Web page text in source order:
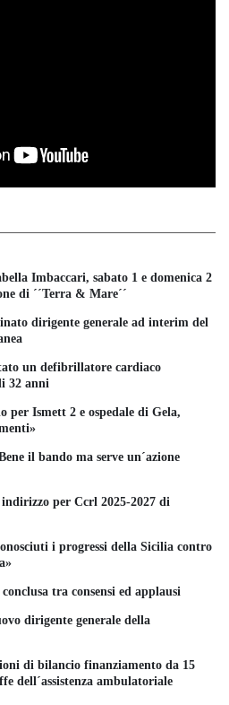
Imbaccari, sabato 1 e domenica 2
di ´´Terra & Mare´´
dirigente generale ad interim del
un defibrillatore cardiaco
32 anni
per Ismett 2 e ospedale di Gela,
il bando ma serve un´azione
per Ccrl 2025-2027 di
i progressi della Sicilia contro
tra consensi ed applausi
dirigente generale della
di bilancio finanziamento da 15
dell´assistenza ambulatoriale